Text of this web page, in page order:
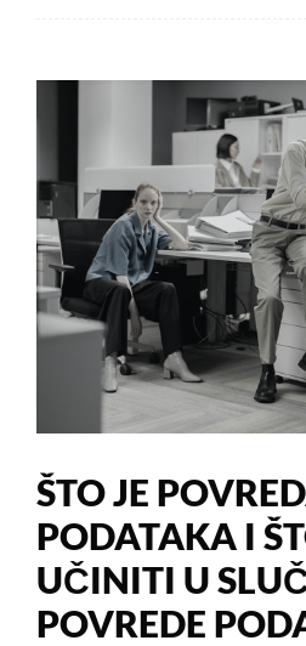
ŠTO JE
PODATAKA I
UČINITI U
POVREDE